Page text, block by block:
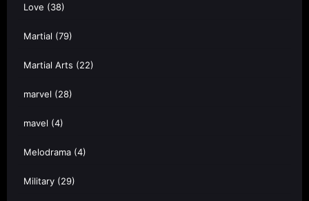
Love (38)
Martial (79)
Martial Arts (22)
marvel (28)
mavel (4)
Melodrama (4)
Military (29)